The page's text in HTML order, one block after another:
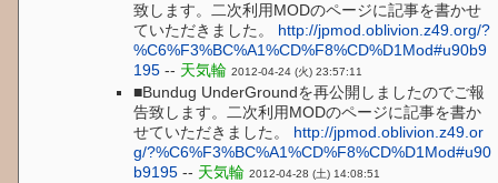
致します。二次利用MODのページに記事を書かせ
ていただきました。 http://jpmod.oblivion.z49.org/?
%C6%F3%BC%A1%CD%F8%CD%D1Mod#u90b9
195 -- 天気輪 2012-04-24 (火) 23:57:11
■Bundug UnderGroundを再公開しましたのでご報
告致します。二次利用MODのページに記事を書か
せていただきました。 http://jpmod.oblivion.z49.or
g/?%C6%F3%BC%A1%CD%F8%CD%D1Mod#u90
b9195 -- 天気輪 2012-04-28 (土) 14:08:51